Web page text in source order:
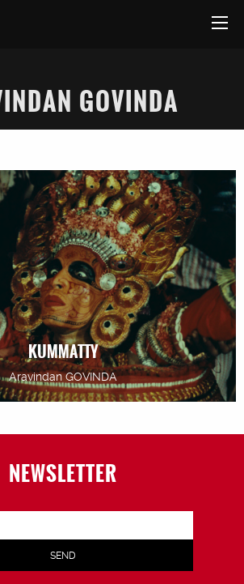
GOVINDA
KUMMATTY
Aravindan GOVINDA
NEWSLETTER